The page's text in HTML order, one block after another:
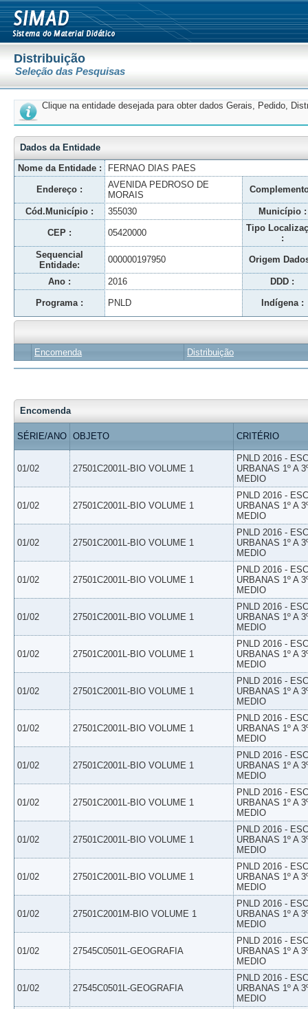
Distribuição
Seleção das Pesquisas
Clique na entidade desejada para obter dados Gerais, Pedido,
Dados da Entidade
Nome da Entidade :
FERNAO DIAS PAES
Endereço :
AVENIDA PEDROSO DE
MORAIS
Cód.Município : 355030 Município :
CEP : 05420000
Tipo
:
Sequencial
Entidade:
000000197950 Origem
Ano : 2016 DDD :
Programa : PNLD Indígena :
Encomenda Distribuição
Encomenda
SÉRIE/ANO OBJETO CRITÉRIO
01/02 27501C2001L-BIO VOLUME 1
PNLD 2016 -
URBANAS 1º A
MEDIO
01/02 27501C2001L-BIO VOLUME 1
PNLD 2016 -
URBANAS 1º A
MEDIO
01/02 27501C2001L-BIO VOLUME 1
PNLD 2016 -
URBANAS 1º A
MEDIO
01/02 27501C2001L-BIO VOLUME 1
PNLD 2016 -
URBANAS 1º A
MEDIO
01/02 27501C2001L-BIO VOLUME 1
PNLD 2016 -
URBANAS 1º A
MEDIO
01/02 27501C2001L-BIO VOLUME 1
PNLD 2016 -
URBANAS 1º A
MEDIO
01/02 27501C2001L-BIO VOLUME 1
PNLD 2016 -
URBANAS 1º A
MEDIO
01/02 27501C2001L-BIO VOLUME 1
PNLD 2016 -
URBANAS 1º A
MEDIO
01/02 27501C2001L-BIO VOLUME 1
PNLD 2016 -
URBANAS 1º A
MEDIO
01/02 27501C2001L-BIO VOLUME 1
PNLD 2016 -
URBANAS 1º A
MEDIO
01/02 27501C2001L-BIO VOLUME 1
PNLD 2016 -
URBANAS 1º A
MEDIO
01/02 27501C2001L-BIO VOLUME 1
PNLD 2016 -
URBANAS 1º A
MEDIO
01/02 27501C2001M-BIO VOLUME 1
PNLD 2016 -
URBANAS 1º A
MEDIO
01/02 27545C0501L-GEOGRAFIA
PNLD 2016 -
URBANAS 1º A
MEDIO
01/02 27545C0501L-GEOGRAFIA
PNLD 2016 -
URBANAS 1º A
MEDIO